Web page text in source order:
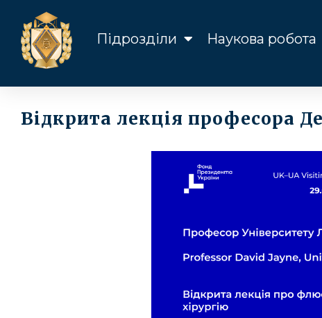
Підрозділи Наукова робота
Відкрита лекція професора